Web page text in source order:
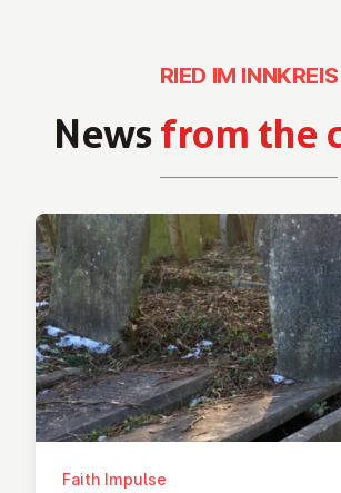
Newsfrom the
RIED IM INNKREIS
Faith Impulse